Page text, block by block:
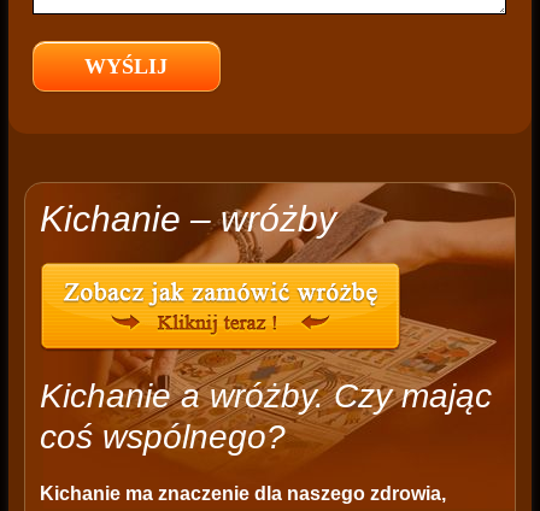
Kichanie – wróżby
Kichanie a wróżby. Czy mając
coś wspólnego?
Kichanie ma znaczenie dla naszego zdrowia,